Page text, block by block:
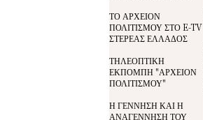
ΤΟ ΑΡΧΕΙΟΝ
ΠΟΛΙΤΙΣΜΟΥ ΣΤΟ E-TV
ΣΤΕΡΕΑΣ ΕΛΛΑΔΟΣ
ΤΗΛΕΟΠΤΙΚΗ
ΕΚΠΟΜΠΗ "ΑΡΧΕΙΟΝ
ΠΟΛΙΤΙΣΜΟΥ"
Η ΓΕΝΝΗΣΗ ΚΑΙ Η
ΑΝΑΓΕΝΝΗΣΗ ΤΟΥ